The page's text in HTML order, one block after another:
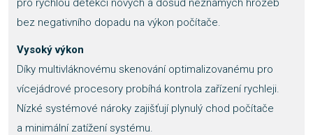
bez negativního dopadu na výkon počítače.
Vysoký výkon
Díky multivláknovému skenování optimalizovanému pro
vícejádrové procesory probíhá kontrola zařízení rychleji.
Nízké systémové nároky zajišťují plynulý chod počítače
a minimální zatížení systému.